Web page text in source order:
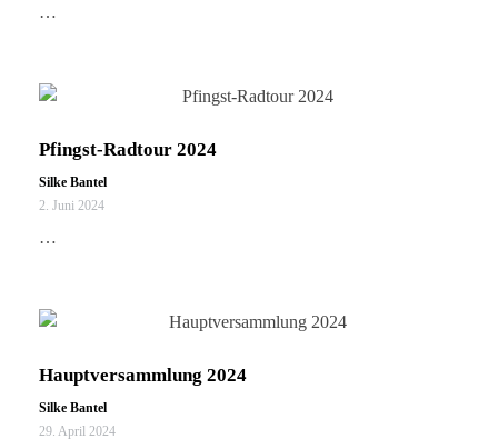
…
Pfingst-Radtour 2024
2. Juni 2024
Silke Bantel
…
Hauptversammlung 2024
29. April 2024
Silke Bantel